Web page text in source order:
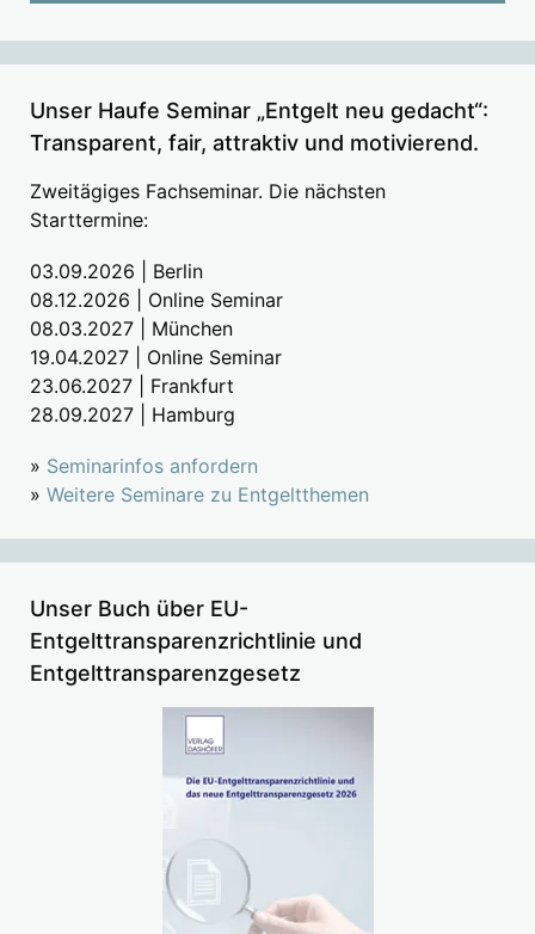
Unser Haufe Seminar „Entgelt neu gedacht“:
Transparent, fair, attraktiv und motivierend.
Zweitägiges Fachseminar. Die nächsten
Starttermine:
03.09.2026 | Berlin
08.12.2026 | Online Seminar
08.03.2027 | München
19.04.2027 | Online Seminar
23.06.2027 | Frankfurt
28.09.2027 | Hamburg
» Seminarinfos anfordern
» Weitere Seminare zu Entgeltthemen
Unser Buch über EU-
Entgelttransparenzrichtlinie und
Entgelttransparenzgesetz